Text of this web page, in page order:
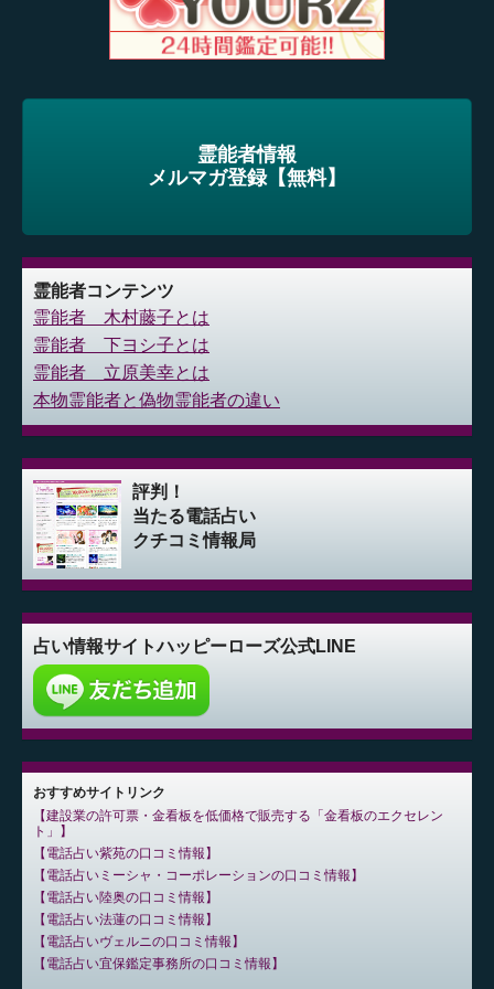
霊能者情報
メルマガ登録【無料】
霊能者コンテンツ
霊能者 木村藤子とは
霊能者 下ヨシ子とは
霊能者 立原美幸とは
本物霊能者と偽物霊能者の違い
評判！
当たる電話占い
クチコミ情報局
占い情報サイトハッピーローズ公式LINE
おすすめサイトリンク
建設業の許可票・金看板を低価格で販売する「金看板のエクセレン
ト」
電話占い紫苑の口コミ情報
電話占いミーシャ・コーポレーションの口コミ情報
電話占い陸奥の口コミ情報
電話占い法蓮の口コミ情報
電話占いヴェルニの口コミ情報
電話占い宜保鑑定事務所の口コミ情報